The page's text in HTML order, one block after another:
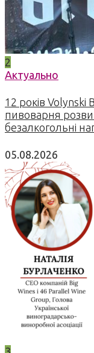
2
Актуально
12 років Volynski
пивоварня
безалкогольні
05.08.2026